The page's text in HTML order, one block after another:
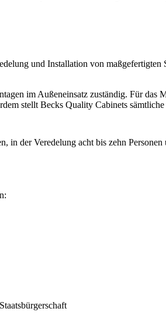
und Installation von
im Außeneinsatz zuständig. Für das
stellt Becks Quality Cabinets
der Veredelung acht bis zehn